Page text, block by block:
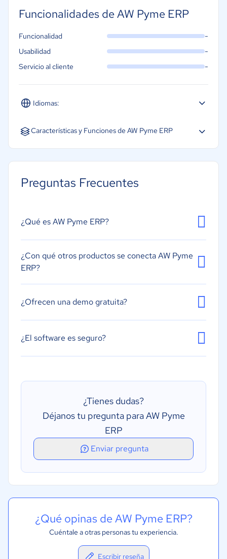
Funcionalidades de AW Pyme ERP
Idiomas:
Español
Funcionalidad -
Usabilidad -
Servicio al cliente -
Características y Funciones de AW Pyme ERP
Gestión de órdenes de compra
Gestión de inventarios
Creación de informes/análisis
Preguntas Frecuentes
¿Qué es AW Pyme ERP?
¿Con qué otros productos se conecta AW Pyme
ERP?
¿Ofrecen una demo gratuita?
¿El software es seguro?
¿Tienes dudas?
Déjanos tu pregunta para AW Pyme
ERP
Enviar pregunta
¿Qué opinas de AW Pyme ERP?
Cuéntale a otras personas tu experiencia.
Escribir reseña